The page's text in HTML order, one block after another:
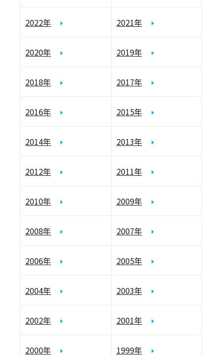
2022年 2021年
2020年 2019年
2018年 2017年
2016年 2015年
2014年 2013年
2012年 2011年
2010年 2009年
2008年 2007年
2006年 2005年
2004年 2003年
2002年 2001年
2000年 1999年